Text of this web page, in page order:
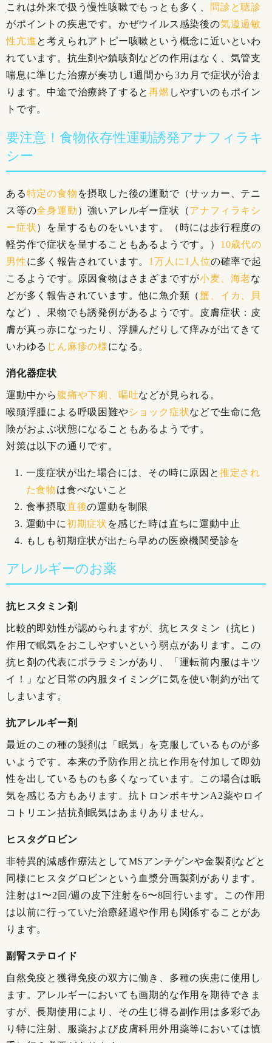
これは外来で扱う慢性咳嗽でもっとも多く、
問診と聴診
がポイントの疾患です。かぜウイルス感染後の気道過敏
性亢進と考えられアトピー咳嗽という概念に近いといわ
れています。抗生剤や鎮咳剤などの作用はなく、気管支
喘息に準じた治療が奏功し1週間から3カ月で症状が治ま
ります。中途で治療終了すると再燃 しやすいのもポイン
トです。
要注意！食物依存性運動誘発アナフィラキ
シー
ある特定の食物 を摂取した後の運動で（サッカー、テニ
ス等の全身運動 ）強いアレルギー症状（アナフィラキシ
ー症状）を呈するものをいいます。（時には歩行程度の
軽労作で症状を呈することもあるようです。） 10歳代の
男性に多く報告されています。 1万人に1人位の確率で起
こるようです。原因食物はさまざまですが小麦、海老な
どが多く報告されています。他に魚介類（蟹、イカ、貝
など）、果物でも誘発例があるようです。皮膚症状：皮
膚が真っ赤になったり、浮腫んだりして痒みが出てきて
いわゆる じん麻疹の様になる。
消化器症状
運動中から 腹痛や下痢、嘔吐などが見られる。
喉頭浮腫による呼吸困難やショック症状などで生命に危
険がおよぶ状態になることもあるようです。
対策は以下の通りです。
一度症状が出た場合には、その時に原因と 推定され
た食物は食べないこと
食事摂取直後の運動を制限
運動中に初期症状 を感じた時は直ちに運動中止
もしも初期症状が出たら早めの医療機関受診を
アレルギーのお薬
抗ヒスタミン剤
比較的即効性が認められますが、抗ヒスタミン（抗ヒ）
作用で眠気をおこしやすいという弱点があります。この
抗ヒ剤の代表にポララミンがあり、「運転前内服はキツ
イ！」など日常の内服タイミングに気を使い制約が出て
しまいます。
抗アレルギー剤
最近のこの種の製剤は「眠気」を克服しているものが多
いようです。本来の予防作用と抗ヒ作用を付加して即効
性を出しているものも多くなっています。この場合は眠
気を感じる方もあります。抗トロンボキサンA2薬やロイ
コトリエン拮抗剤眠気はあまりありません。
ヒスタグロビン
非特異的減感作療法としてMSアンチゲンや金製剤などと
同様にヒスタグロビンという血漿分画製剤があります。
注射は1〜2回/週の皮下注射を6〜8回行います。この作用
は以前に行っていた治療経過や作用も関係することがあ
ります。
副腎ステロイド
自然免疫と獲得免疫の双方に働き、多種の疾患に使用し
ます。アレルギーにおいても画期的な作用を期待できま
すが、長期使用により、その生じ得る副作用は多彩であ
り特に注射、服薬および皮膚科用外用薬等においては慎